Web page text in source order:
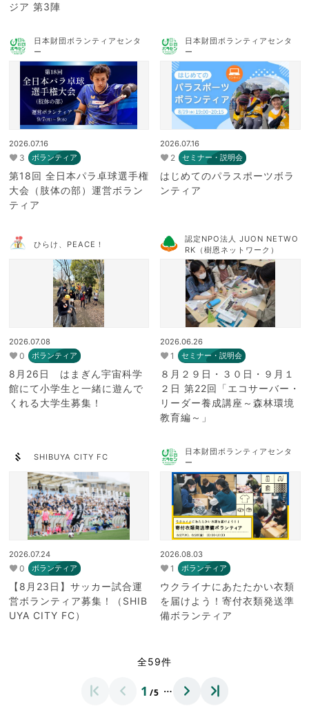
ジア 第3陣
日本財団ボランティアセンタ
ー
2026.07.16
3 ボランティア
第18回 全日本パラ卓球選手権
大会（肢体の部）運営ボラン
ティア
日本財団ボランティアセンタ
ー
2026.07.16
2 セミナー・説明会
はじめてのパラスポーツボラ
ンティア
ひらけ、PEACE！
2026.07.08
0 ボランティア
8月26日 はまぎん宇宙科学
館にて小学生と一緒に遊んで
くれる大学生募集！
認定NPO法人 JUON NETWO
RK（樹恩ネットワーク）
2026.06.26
1 セミナー・説明会
８月２９日・３０日・９月１
２日 第22回「エコサーバー・
リーダー養成講座～森林環境
教育編～」
SHIBUYA CITY FC
2026.07.24
0 ボランティア
【8月23日】サッカー試合運
営ボランティア募集！（SHIB
UYA CITY FC）
日本財団ボランティアセンタ
ー
2026.08.03
1 ボランティア
ウクライナにあたたかい衣類
を届けよう！寄付衣類発送準
備ボランティア
全59件
1 /5 …